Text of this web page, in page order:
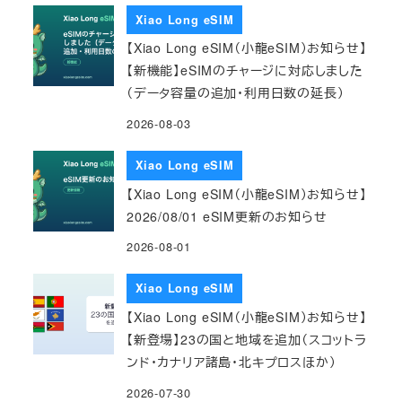
Xiao Long eSIM
【Xiao Long eSIM（小龍eSIM）お知らせ】
【新機能】eSIMのチャージに対応しました
（データ容量の追加・利用日数の延長）
2026-08-03
Xiao Long eSIM
【Xiao Long eSIM（小龍eSIM）お知らせ】
2026/08/01 eSIM更新のお知らせ
2026-08-01
Xiao Long eSIM
【Xiao Long eSIM（小龍eSIM）お知らせ】
【新登場】23の国と地域を追加（スコットラ
ンド・カナリア諸島・北キプロスほか）
2026-07-30